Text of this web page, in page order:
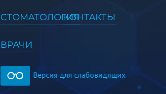
СТОМАТОЛОГИЯ
ВРАЧИ
КОНТАКТЫ
Версия для слабовидящих